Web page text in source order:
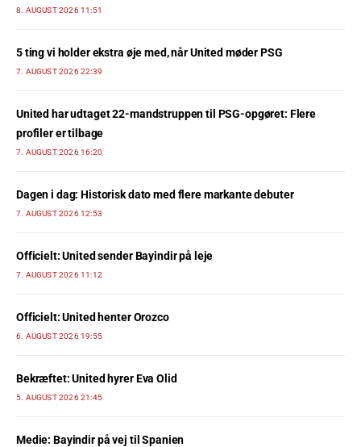
8. AUGUST 2026 11:51
5 ting vi holder ekstra øje med, når United møder PSG
7. AUGUST 2026 22:39
United har udtaget 22-mandstruppen til PSG-opgøret: Flere
profiler er tilbage
7. AUGUST 2026 16:20
Dagen i dag: Historisk dato med flere markante debuter
7. AUGUST 2026 12:53
Officielt: United sender Bayindir på leje
7. AUGUST 2026 11:12
Officielt: United henter Orozco
6. AUGUST 2026 19:55
Bekræftet: United hyrer Eva Olid
5. AUGUST 2026 21:45
Medie: Bayindir på vej til Spanien